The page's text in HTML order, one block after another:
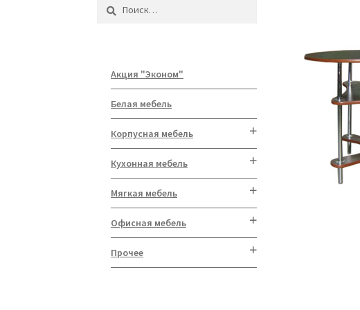
Найти:
Акция "Эконом"
Белая мебель
Корпусная мебель
Кухонная мебель
Мягкая мебель
Офисная мебель
Прочее